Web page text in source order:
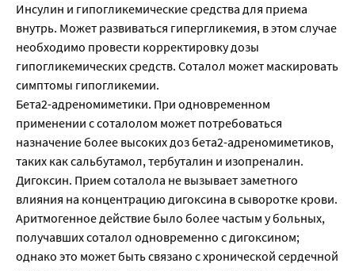
Инсулин и гипогликемические средства для приема
внутрь. Может развиваться гипергликемия, в этом случае
необходимо провести корректировку дозы
гипогликемических средств. Соталол может маскировать
симптомы гипогликемии.
Бета2-адреномиметики. При одновременном
применении с соталолом может потребоваться
назначение более высоких доз бета2-адреномиметиков,
таких как сальбутамол, тербуталин и изопреналин.
Дигоксин. Прием соталола не вызывает заметного
влияния на концентрацию дигоксина в сыворотке крови.
Аритмогенное действие было более частым у больных,
получавших соталол одновременно с дигоксином;
однако это может быть связано с хронической сердечной